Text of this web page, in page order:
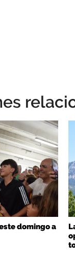
domingo a